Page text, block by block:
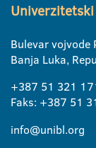
Bulevar vojvode
Banja Luka,
+387 51 321
Faks: +387 51
info@unibl.org